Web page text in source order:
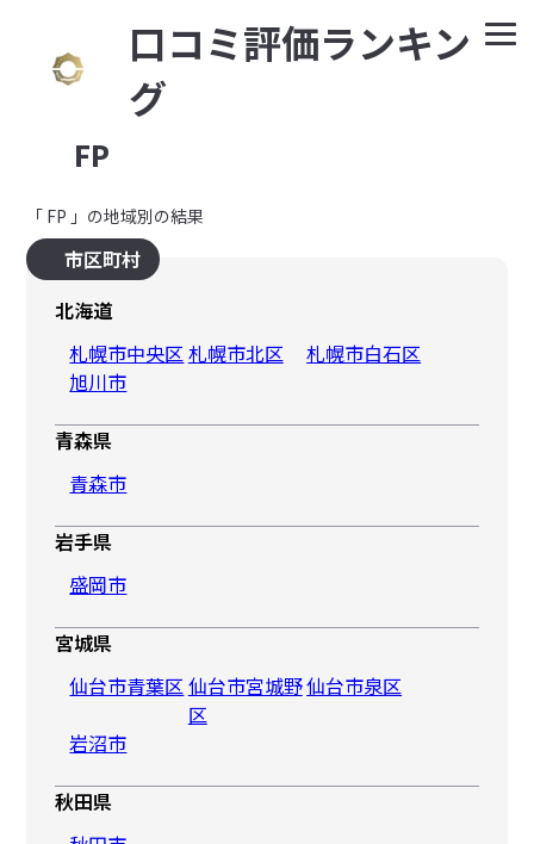
⼝コミ評価ランキン
グ
FP
「 FP 」の地域別の結果
市区町村
北海道
札幌市中央区札幌市北区
札幌市白石区
旭川市
青森県
青森市
岩手県
盛岡市
宮城県
仙台市青葉区仙台市宮城野
区
仙台市泉区
岩沼市
秋田県